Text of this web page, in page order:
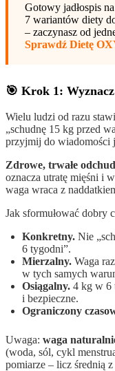
Gotowy jadłospis
7 wariantów diety
– zaczynasz od
Sprawdź Dietę
🎯 Krok 1:
Wielu ludzi od razu
„schudnę 15 kg przed
przyjmij do wiadomości
Zdrowe, trwałe
oznacza utratę mięśni i
waga wraca z
Jak sformułować dobry
Konkretny. Nie
6 tygodni”.
Mierzalny. Waga
w tych samych
Osiągalny. 4 kg w 6
i bezpieczne.
Ograniczony
Uwaga: waga
(woda, sól, cykl
pomiarze – licz średnią